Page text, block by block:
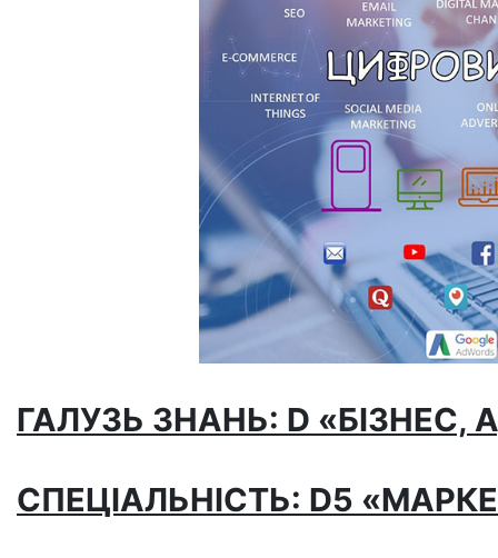
ГАЛУЗЬ ЗНАНЬ: D «БІЗНЕС,
СПЕЦІАЛЬНІСТЬ: D5